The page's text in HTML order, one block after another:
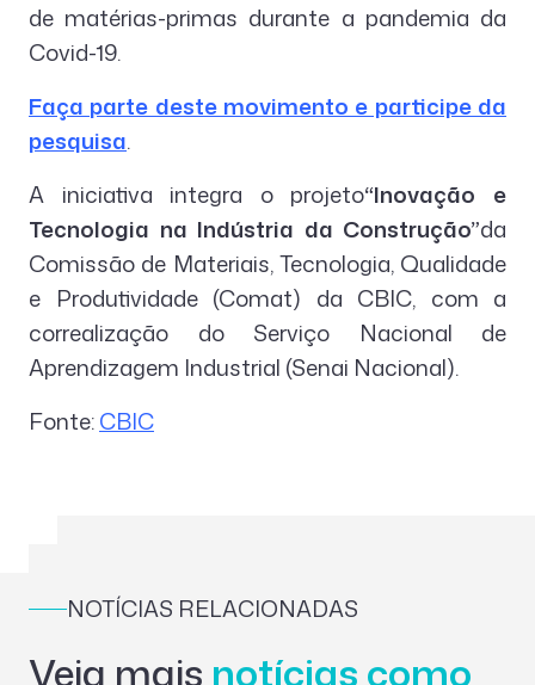
de matérias-primas durante a pandemia da
Covid-19.
Faça parte deste movimento e participe da
pesquisa.
A iniciativa integra o projeto“Inovação e
Tecnologia na Indústria da Construção”da
Comissão de Materiais, Tecnologia, Qualidade
e Produtividade (Comat) da CBIC, com a
correalização do Serviço Nacional de
Aprendizagem Industrial (Senai Nacional).
Fonte:CBIC
NOTÍCIAS RELACIONADAS
Veja mais notícias como